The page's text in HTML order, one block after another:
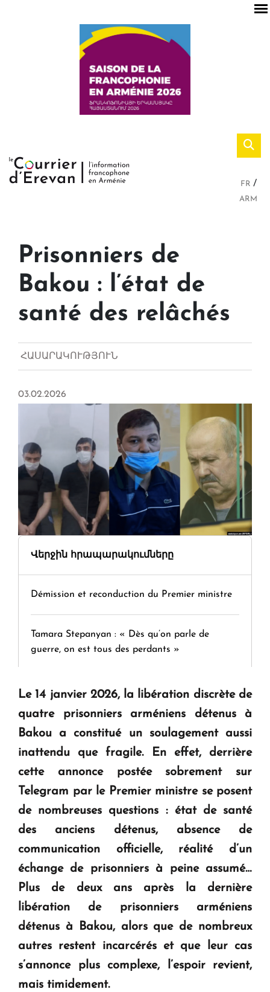
FR
ARM
Prisonniers de
Bakou : l’état de
santé des relâchés
ՀԱՍԱՐԱԿՈՒԹՅՈՒՆ
03.02.2026
Վերջին հրապարակումները
Démission et reconduction du Premier ministre
Tamara Stepanyan : « Dès qu’on parle de
guerre, on est tous des perdants »
" Tant qu'il n'existe pas d'alternative concrète, la
KASA : 30 ans d'audace, de résilience et d'avenir
en Arménie
Le premier hôtel Hyatt Regency d'Arménie
ouvrira ses portes à Dilijan
Le 14 janvier 2026, la libération discrète de
quatre prisonniers arméniens détenus à
Bakou a constitué un soulagement aussi
inattendu que fragile. En effet, derrière
cette annonce postée sobrement sur
Telegram par le Premier ministre se posent
de nombreuses questions : état de santé
des anciens détenus, absence de
communication officielle, réalité d’un
échange de prisonniers à peine assumé…
Plus de deux ans après la dernière
libération de prisonniers arméniens
détenus à Bakou, alors que de nombreux
autres restent incarcérés et que leur cas
s’annonce plus complexe, l’espoir revient,
mais timidement.